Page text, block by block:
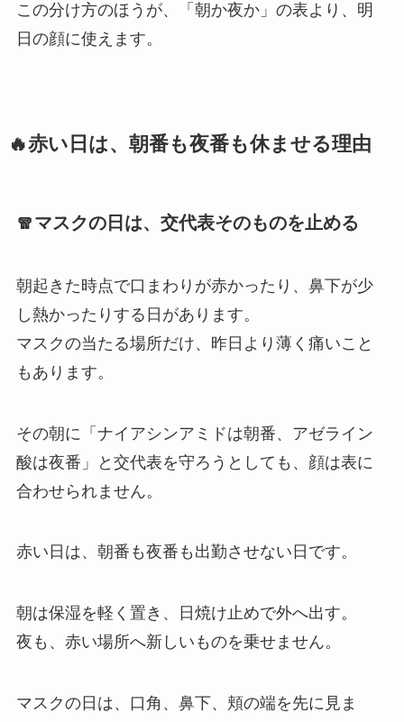
この分け方のほうが、「朝か夜か」の表より、明
日の顔に使えます。
🔥赤い日は、朝番も夜番も休ませる理由
🧣マスクの日は、交代表そのものを止める
朝起きた時点で口まわりが赤かったり、鼻下が少
し熱かったりする日があります。
マスクの当たる場所だけ、昨日より薄く痛いこと
もあります。
その朝に「ナイアシンアミドは朝番、アゼライン
酸は夜番」と交代表を守ろうとしても、顔は表に
合わせられません。
赤い日は、朝番も夜番も出勤させない日です。
朝は保湿を軽く置き、日焼け止めで外へ出す。
夜も、赤い場所へ新しいものを乗せません。
マスクの日は、口角、鼻下、頬の端を先に見ま